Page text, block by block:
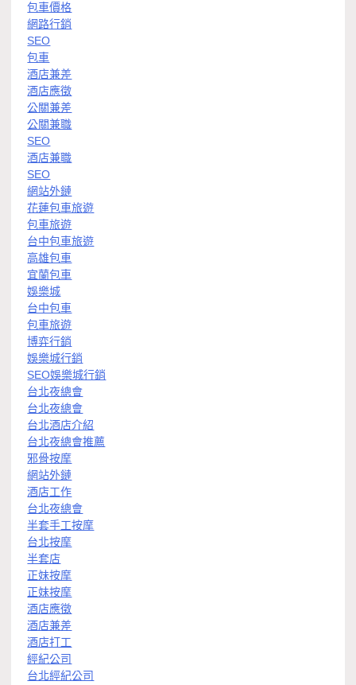
包車價格
網路行銷
SEO
包車
酒店兼差
酒店應徵
公關兼差
公關兼職
SEO
酒店兼職
SEO
網站外鏈
花蓮包車旅遊
包車旅遊
台中包車旅遊
高雄包車
宜蘭包車
娛樂城
台中包車
包車旅遊
博弈行銷
娛樂城行銷
SEO娛樂城行銷
台北夜總會
台北夜總會
台北酒店介紹
台北夜總會推薦
邪骨按摩
網站外鏈
酒店工作
台北夜總會
半套手工按摩
台北按摩
半套店
正妹按摩
正妹按摩
酒店應徵
酒店兼差
酒店打工
經紀公司
台北經紀公司